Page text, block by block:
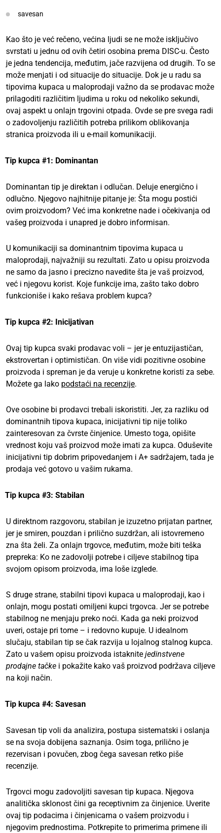
savesan
Kao što je već rečeno, većina ljudi se ne može isključivo
svrstati u jednu od ovih četiri osobina prema DISC-u. Često
je jedna tendencija, međutim, jače razvijena od drugih. To se
može menjati i od situacije do situacije. Dok je u radu sa
tipovima kupaca u maloprodaji važno da se prodavac može
prilagoditi različitim ljudima u roku od nekoliko sekundi,
ovaj aspekt u onlajn trgovini otpada. Ovde se pre svega radi
o zadovoljenju različitih potreba prilikom oblikovanja
stranica proizvoda ili u e-mail komunikaciji.
Tip kupca #1: Dominantan
Dominantan tip je direktan i odlučan. Deluje energično i
odlučno. Njegovo najhitnije pitanje je: Šta mogu postići
ovim proizvodom? Već ima konkretne nade i očekivanja od
vašeg proizvoda i unapred je dobro informisan.
U komunikaciji sa dominantnim tipovima kupaca u
maloprodaji, najvažniji su rezultati. Zato u opisu proizvoda
ne samo da jasno i precizno navedite šta je vaš proizvod,
već i njegovu korist. Koje funkcije ima, zašto tako dobro
funkcioniše i kako rešava problem kupca?
Tip kupca #2: Inicijativan
Ovaj tip kupca svaki prodavac voli – jer je entuzijastičan,
ekstrovertan i optimističan. On više vidi pozitivne osobine
proizvoda i spreman je da veruje u konkretne koristi za sebe.
Možete ga lako podstaći na recenzije.
Ove osobine bi prodavci trebali iskoristiti. Jer, za razliku od
dominantnih tipova kupaca, inicijativni tip nije toliko
zainteresovan za čvrste činjenice. Umesto toga, opišite
vrednost koju vaš proizvod može imati za kupca. Oduševite
inicijativni tip dobrim pripovedanjem i A+ sadržajem, tada je
prodaja već gotovo u vašim rukama.
Tip kupca #3: Stabilan
U direktnom razgovoru, stabilan je izuzetno prijatan partner,
jer je smiren, pouzdan i prilično suzdržan, ali istovremeno
zna šta želi. Za onlajn trgovce, međutim, može biti teška
prepreka: Ko ne zadovolji potrebe i ciljeve stabilnog tipa
svojom opisom proizvoda, ima loše izglede.
S druge strane, stabilni tipovi kupaca u maloprodaji, kao i
onlajn, mogu postati omiljeni kupci trgovca. Jer se potrebe
stabilnog ne menjaju preko noći. Kada ga neki proizvod
uveri, ostaje pri tome – i redovno kupuje. U idealnom
slučaju, stabilan tip se čak razvija u lojalnog stalnog kupca.
Zato u vašem opisu proizvoda istaknite jedinstvene
prodajne tačke i pokažite kako vaš proizvod podržava ciljeve
na koji način.
Tip kupca #4: Savesan
Savesan tip voli da analizira, postupa sistematski i oslanja
se na svoja dobijena saznanja. Osim toga, prilično je
rezervisan i povučen, zbog čega savesan retko piše
recenzije.
Trgovci mogu zadovoljiti savesan tip kupaca. Njegova
analitička sklonost čini ga receptivnim za činjenice. Uverite
ovaj tip podacima i činjenicama o vašem proizvodu i
njegovim prednostima. Potkrepite to primerima primene ili